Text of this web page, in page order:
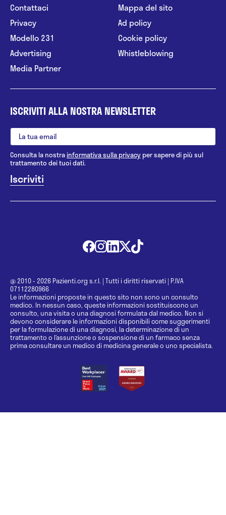
Contattaci
Privacy
Modello 231
Advertising
Media Partner
Mappa del sito
Ad policy
Cookie policy
Whistleblowing
ISCRIVITI ALLA NOSTRA NEWSLETTER
Consulta la nostrainformativa sulla privacy per sapere di più sul
trattamento dei tuoi dati.
@ 2010 - 2026 Pazienti.org s.r.l. | Tutti i diritti riservati | P.IVA
07112280966
Le informazioni proposte in questo sito non sono un consulto
medico. In nessun caso, queste informazioni sostituiscono un
consulto, una visita o una diagnosi formulata dal medico. Non si
devono considerare le informazioni disponibili come suggerimenti
per la formulazione di una diagnosi, la determinazione di un
trattamento o l’assunzione o sospensione di un farmaco senza
prima consultare un medico di medicina generale o uno specialista.